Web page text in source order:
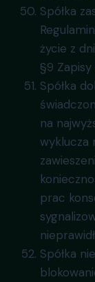
Spółka
życie z
§9
Spółka
na
wyklucza
prac
Spółka